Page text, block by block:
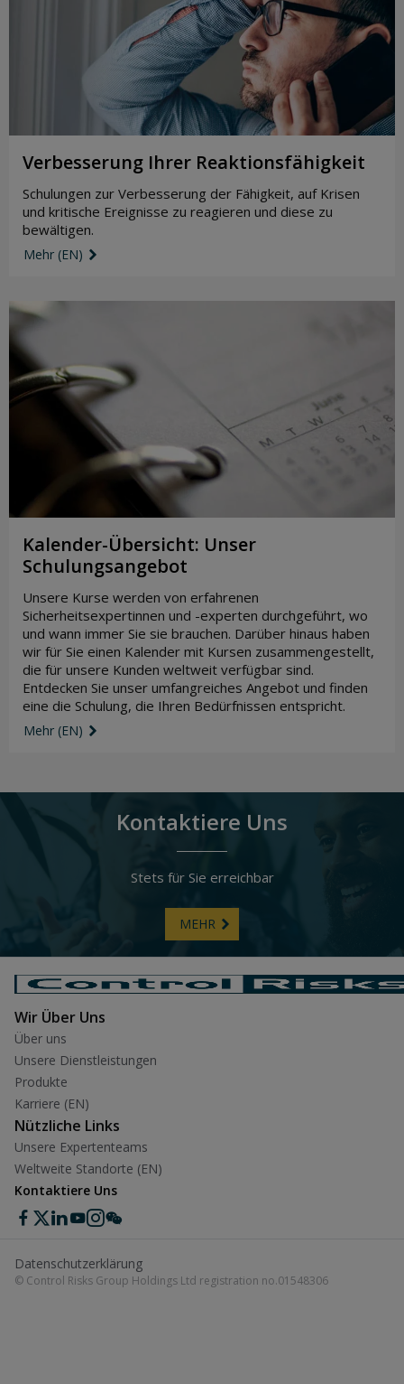
Verbesserung Ihrer Reaktionsfähigkeit
Schulungen zur Verbesserung der Fähigkeit, auf Krisen
und kritische Ereignisse zu reagieren und diese zu
bewältigen.
Mehr (EN)
Kalender-Übersicht: Unser
Schulungsangebot
Unsere Kurse werden von erfahrenen
Sicherheitsexpertinnen und -experten durchgeführt, wo
und wann immer Sie sie brauchen. Darüber hinaus haben
wir für Sie einen Kalender mit Kursen zusammengestellt,
die für unsere Kunden weltweit verfügbar sind.
Entdecken Sie unser umfangreiches Angebot und finden
eine die Schulung, die Ihren Bedürfnissen entspricht.
Mehr (EN)
Kontaktiere Uns
Stets für Sie erreichbar
MEHR
Wir Über Uns
Über uns
Unsere Dienstleistungen
Produkte
Karriere (EN)
Nützliche Links
Unsere Expertenteams
Weltweite Standorte (EN)
Kontaktiere Uns
Datenschutzerklärung
© Control Risks Group Holdings Ltd registration no.01548306